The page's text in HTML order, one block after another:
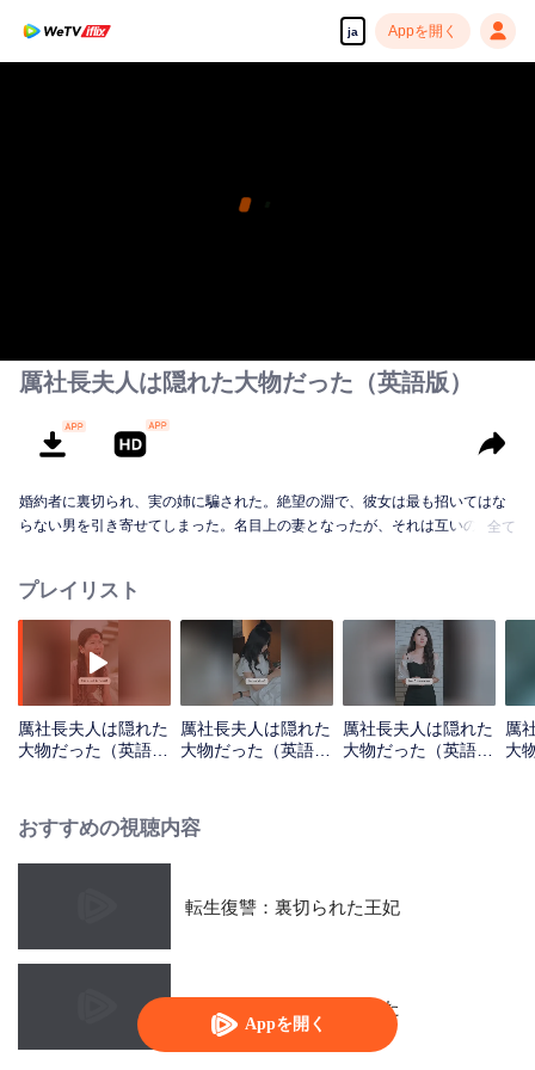
ja Appを開く
Appを開く
厲社長夫人は隠れた大物だった（英語版）
婚約者に裏切られ、実の姉に騙された。絶望の淵で、彼女は最も招いてはな
らない男を引き寄せてしまった。名目上の妻となったが、それは互いの利益
全て
プレイリスト
厲社長夫人は隠れた
大物だった（英語
厲社長夫人は隠れた
大物だった（英語
厲社長夫人は隠れた
大物だった（英語
厲
大
おすすめの視聴内容
転生復讐：裏切られた王妃
電撃婚の夫は超名門だった